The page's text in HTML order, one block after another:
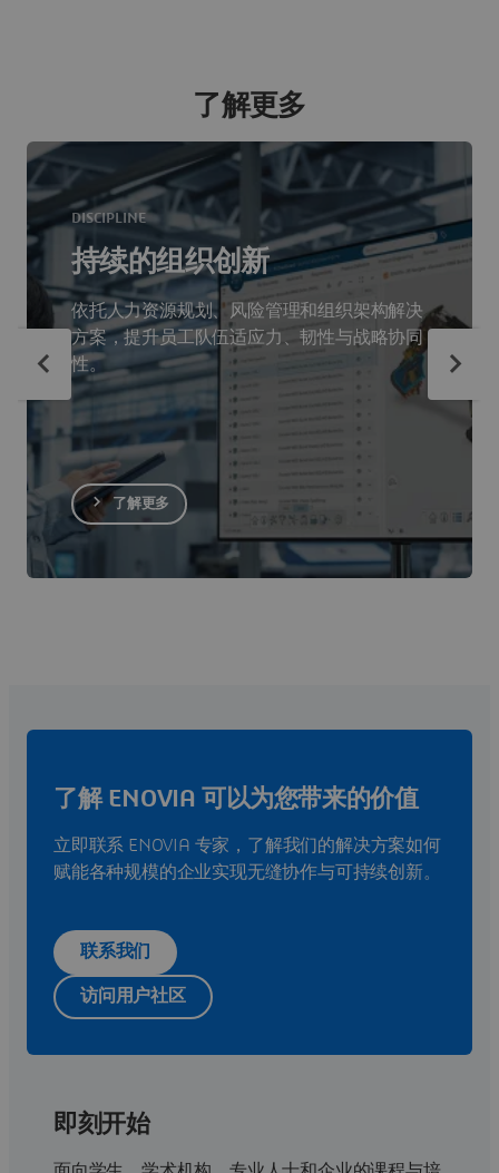
了解更多
DISCIPLINE
持续的组织创新
依托人力资源规划、风险管理和组织架构解决
方案，提升员工队伍适应力、韧性与战略协同
性。
了解更多
了解 ENOVIA 可以为您带来的价值
立即联系 ENOVIA 专家，了解我们的解决方案如何
赋能各种规模的企业实现无缝协作与可持续创新。
联系我们
访问用户社区
即刻开始